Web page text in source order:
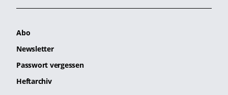
Abo
Newsletter
Passwort vergessen
Heftarchiv